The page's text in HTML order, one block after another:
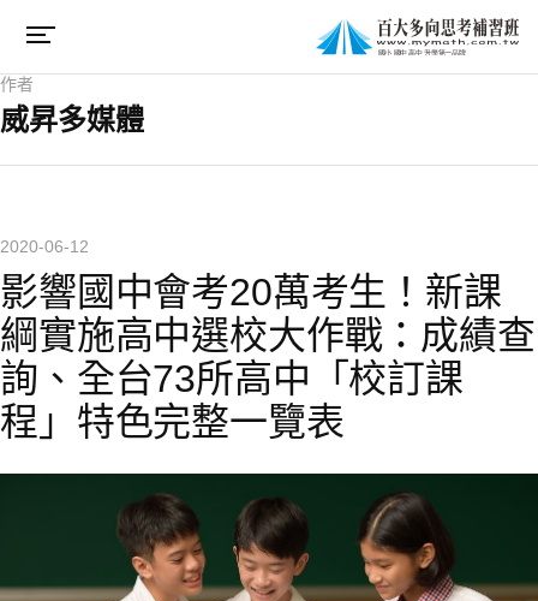
作者
威昇多媒體
2020-06-12
影響國中會考20萬考生！新課
綱實施高中選校大作戰：成績查
詢、全台73所高中「校訂課
程」特色完整一覽表